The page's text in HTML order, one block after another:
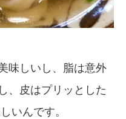
味しいし、脂は意外
、皮はプリッとした
いんです。